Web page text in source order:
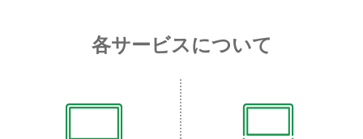
各サービスについて